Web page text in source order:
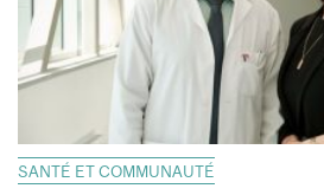
SANTÉ ET COMMUNAUTÉ